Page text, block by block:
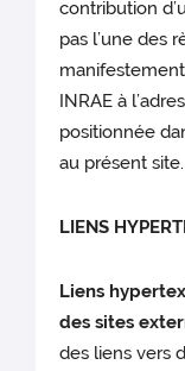
contribution
pas l’une des
INRAE à
positionnée
au présent site.
LIENS
Liens
des sites
des liens vers